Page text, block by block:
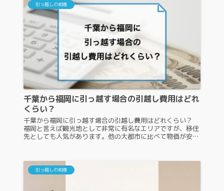
引っ越しの相場
千葉から福岡に引っ越す場合の引越し費用はどれ
くらい？
千葉から福岡に引っ越す場合の引越し費用はどれくらい？
福岡と言えば観光地として非常に有名なエリアですが、移住
先としても人気があります。他の大都市に比べて物価が安
引っ越しの相場